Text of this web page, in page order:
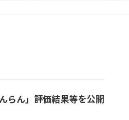
らん」評価結果等を公開